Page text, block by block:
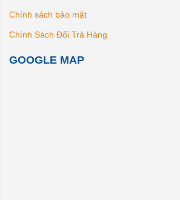
Chính sách bảo mật
Chính Sách Đổi Trả Hàng
GOOGLE MAP